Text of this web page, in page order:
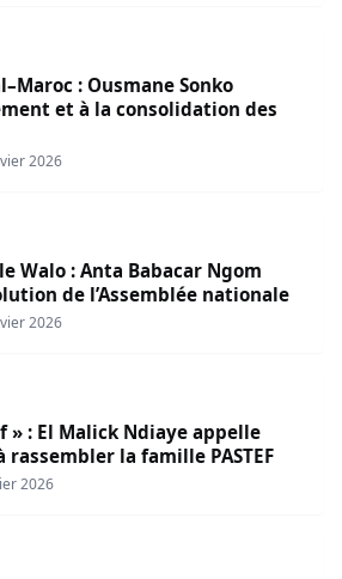
: Ousmane Sonko
et à la consolidation des
2026
Walo : Anta Babacar Ngom
de l’Assemblée nationale
2026
» : El Malick Ndiaye appelle
rassembler la famille PASTEF
2026